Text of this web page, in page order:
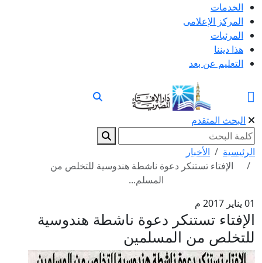
الخدمات
المركز الإعلامى
المرئيات
هذا ديننا
التعليم عن بعد
البحث المتقدم
الرئيسية
الأخبار
الإفتاء تستنكر دعوة ناشطة هندوسية للتخلص من
المسلم...
01 يناير 2017 م
الإفتاء تستنكر دعوة ناشطة هندوسية
للتخلص من المسلمين